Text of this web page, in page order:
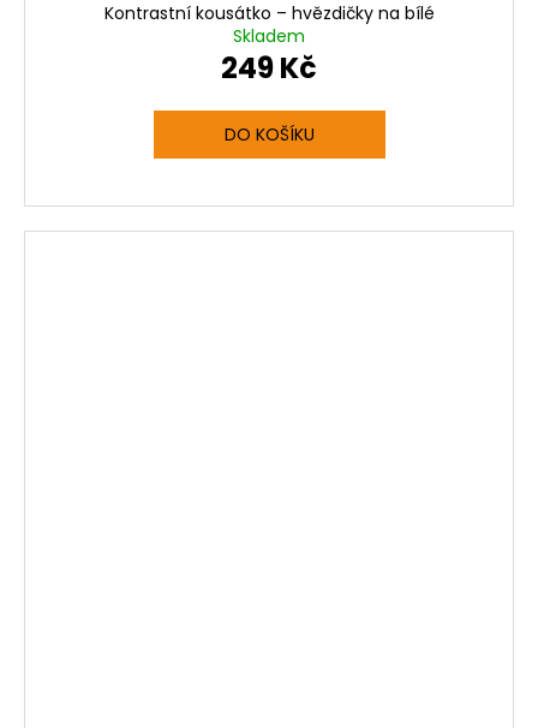
Kontrastní kousátko – hvězdičky na bílé
Skladem
249 Kč
DO KOŠÍKU